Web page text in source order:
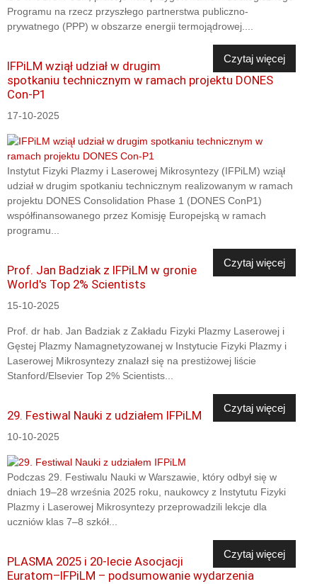
Programu na rzecz przyszłego partnerstwa publiczno-
prywatnego (PPP) w obszarze energii termojądrowej....
Czytaj więcej
IFPiLM wziął udział w drugim
spotkaniu technicznym w ramach projektu DONES
Con-P1
17-10-2025
Instytut Fizyki Plazmy i Laserowej Mikrosyntezy (IFPiLM) wziął
udział w drugim spotkaniu technicznym realizowanym w ramach
projektu DONES Consolidation Phase 1 (DONES ConP1)
współfinansowanego przez Komisję Europejską w ramach
programu...
Czytaj więcej
Prof. Jan Badziak z IFPiLM w gronie
World's Top 2% Scientists
15-10-2025
Prof. dr hab. Jan Badziak z Zakładu Fizyki Plazmy Laserowej i
Gęstej Plazmy Namagnetyzowanej w Instytucie Fizyki Plazmy i
Laserowej Mikrosyntezy znalazł się na prestiżowej liście
Stanford/Elsevier Top 2% Scientists...
Czytaj więcej
29. Festiwal Nauki z udziałem IFPiLM
10-10-2025
Podczas 29. Festiwalu Nauki w Warszawie, który odbył się w
dniach 19–28 września 2025 roku, naukowcy z Instytutu Fizyki
Plazmy i Laserowej Mikrosyntezy przeprowadzili lekcje dla
uczniów klas 7–8 szkół...
Czytaj więcej
PLASMA 2025 i 20-lecie Asocjacji
Euratom–IFPiLM – podsumowanie wydarzenia